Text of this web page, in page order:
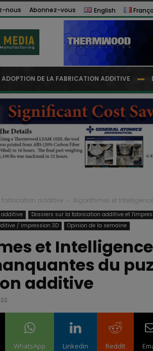
nous Abonnez-vous English
ADOPTION DE LA FABRICATION ADDITIVE
fabrication additive Algorithmes et
Dossiers sur la fabrication additive et
/ impression 3D
Opinion de la semaine
et
du
additive
WhatsApp Linkedin ReddIt